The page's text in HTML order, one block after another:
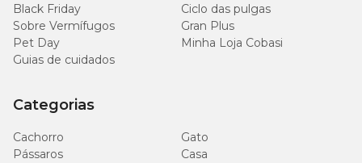
Black Friday
Ciclo das pulgas
Sobre Vermífugos
Gran Plus
Pet Day
Minha Loja Cobasi
Guias de cuidados
Categorias
Cachorro
Gato
Pássaros
Casa